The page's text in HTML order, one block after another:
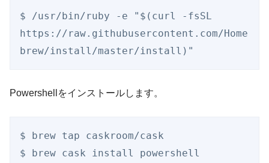
$ /usr/bin/ruby -e "$(curl -fsSL
https://raw.githubusercontent.com/Home
Powershellをインストールします。
$ brew tap caskroom/cask